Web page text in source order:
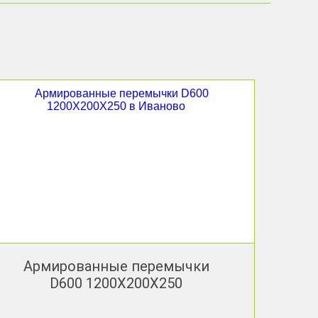
Армированные перемычки
D600 1200X200X250